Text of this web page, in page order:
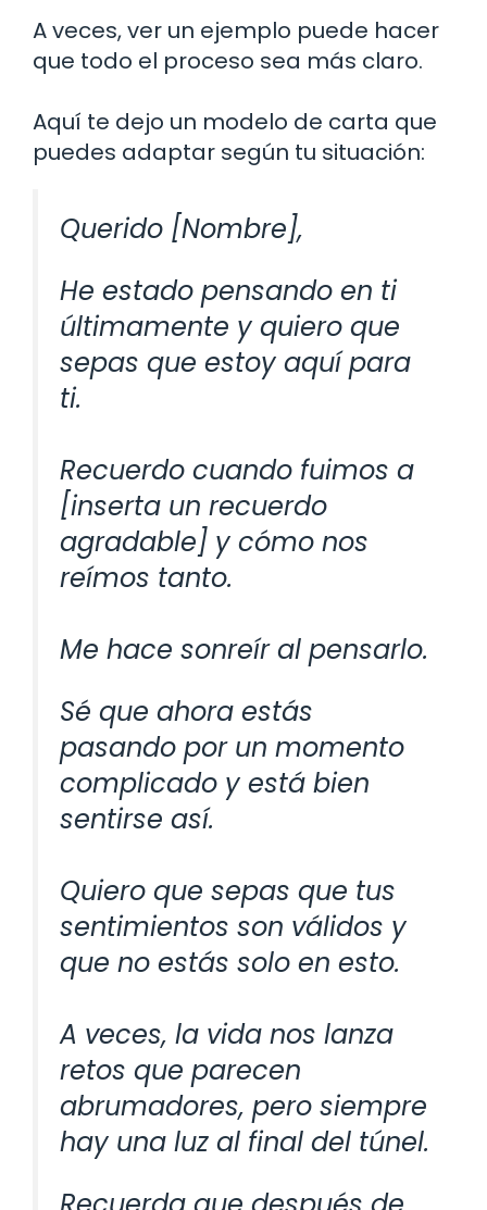
A veces, ver un ejemplo puede hacer
que todo el proceso sea más claro.
Aquí te dejo un modelo de carta que
puedes adaptar según tu situación:
Querido [Nombre],
He estado pensando en ti
últimamente y quiero que
sepas que estoy aquí para
ti.
Recuerdo cuando fuimos a
[inserta un recuerdo
agradable] y cómo nos
reímos tanto.
Me hace sonreír al pensarlo.
Sé que ahora estás
pasando por un momento
complicado y está bien
sentirse así.
Quiero que sepas que tus
sentimientos son válidos y
que no estás solo en esto.
A veces, la vida nos lanza
retos que parecen
abrumadores, pero siempre
hay una luz al final del túnel.